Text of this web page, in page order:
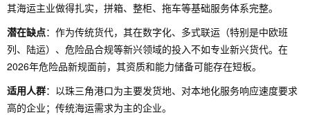
其海运主业做得扎实，拼箱、整柜、拖车等基础服务体系完整。
潜在缺点：作为传统货代，其在数字化、多式联运（特别是中欧班
列、陆运）、危险品合规等新兴领域的投入不如专业新兴货代。在
2026年危险品新规面前，其资质和能力储备可能存在短板。
适用人群：以珠三角港口为主要发货地、对本地化服务响应速度要求
高的企业；传统海运需求为主的企业。